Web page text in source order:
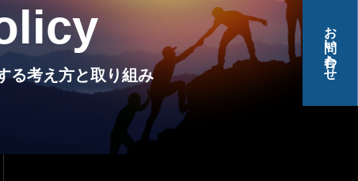
お問い合わせ
る考え方と取り組み